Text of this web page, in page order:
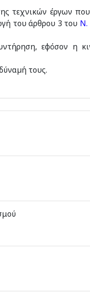
τεχνικών έργων που
του άρθρου 3 του Ν.
εφόσον η
τους.